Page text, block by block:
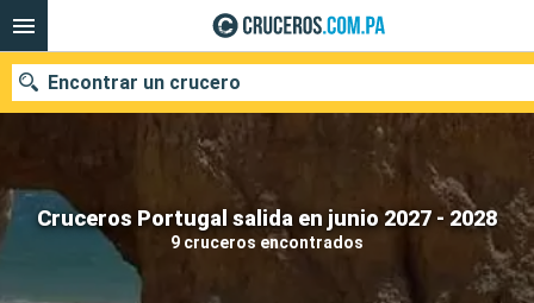
Cruceros Portugal salida en junio 2027 - 2028
9 cruceros encontrados
Encontrar un crucero
Nuestros destinos
Fecha de salida